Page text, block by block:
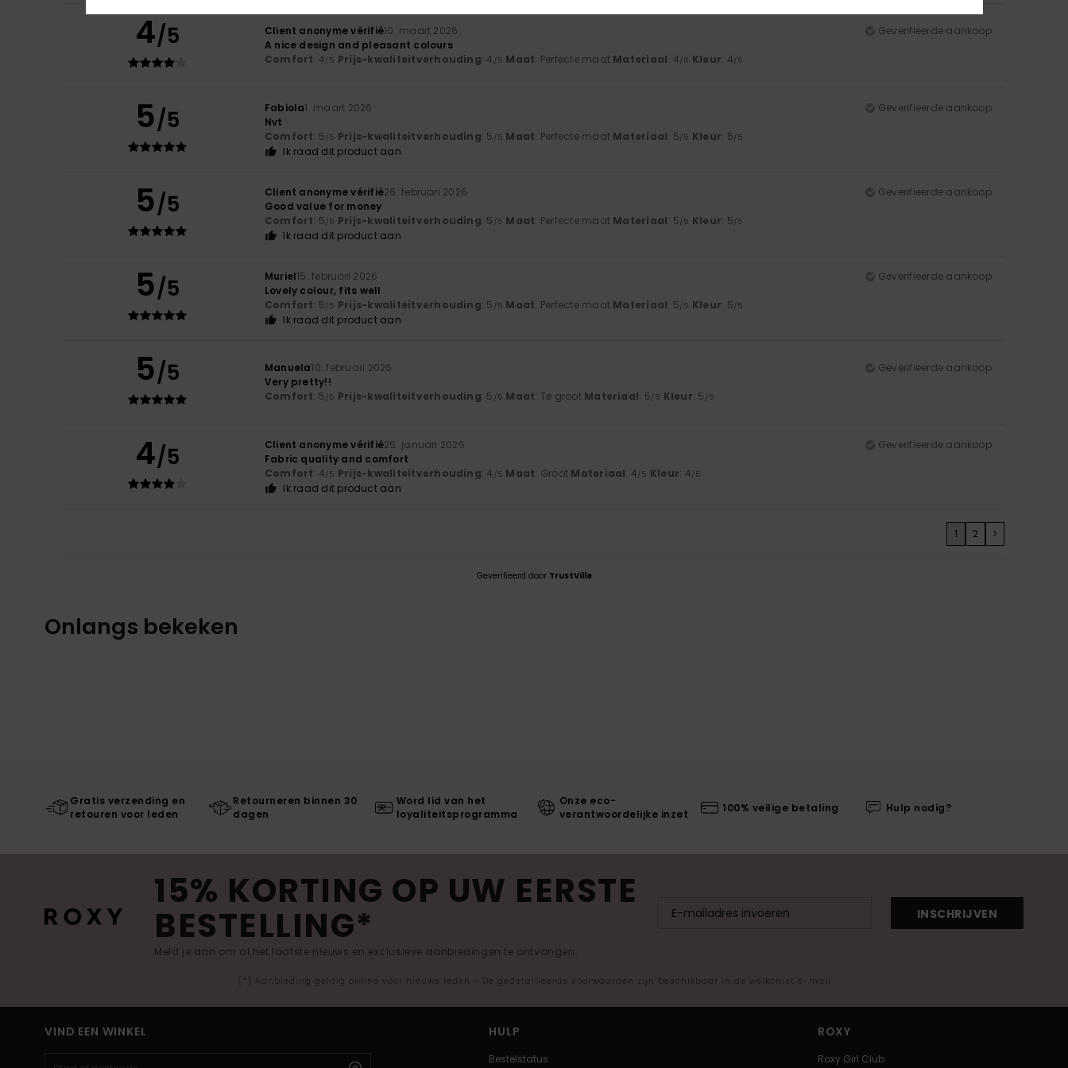
4/5 Client anonyme vérifié10. maart 2026
Geverifieerde aankoop
A nice design and pleasant colours
Comfort: 4/5 Prijs-kwaliteitverhouding: 4 /5 Maat: Perfecte maat Materiaal: 4/5 Kleur: 4/5
5/5 Fabiola1. maart 2026
Geverifieerde aankoop
Nvt
Comfort: 5/5 Prijs-kwaliteitverhouding: 5 /5 Maat: Perfecte maat Materiaal: 5/5 Kleur: 5/5
Ik raad dit product aan
5/5 Client anonyme vérifié26. februari 2026
Geverifieerde aankoop
Good value for money
Comfort: 5/5 Prijs-kwaliteitverhouding: 5 /5 Maat: Perfecte maat Materiaal: 5/5 Kleur: 5/5
Ik raad dit product aan
5/5 Muriel15. februari 2026
Geverifieerde aankoop
Lovely colour, fits well
Comfort: 5/5 Prijs-kwaliteitverhouding: 5 /5 Maat: Perfecte maat Materiaal: 5/5 Kleur: 5/5
Ik raad dit product aan
5/5 Manuela10. februari 2026
Geverifieerde aankoop
Very pretty!!
Comfort: 5/5 Prijs-kwaliteitverhouding: 5 /5 Maat: Te groot Materiaal: 5/5 Kleur: 5 /5
4/5 Client anonyme vérifié25. januari 2026
Geverifieerde aankoop
Fabric quality and comfort
Comfort: 4/5 Prijs-kwaliteitverhouding: 4 /5 Maat: Groot Materiaal: 4/5 Kleur: 4/5
Ik raad dit product aan
1 2 >
Geverifieerd door TrustVille
Onlangs bekeken
Gratis verzending en
retouren voor leden
Retourneren binnen 30
dagen
Word lid van het
loyaliteitsprogramma
Onze eco-
verantwoordelijke inzet
100% veilige betaling Hulp nodig?
15% KORTING OP UW EERSTE
BESTELLING*
Meld je aan om al het laatste nieuws en exclusieve aanbiedingen te ontvangen.
INSCHRIJVEN
(*) Aanbieding geldig online voor nieuwe leden - De gedetailleerde voorwaarden zijn beschikbaar in de welkomst e-mail
VIND EEN WINKEL HULP
Bestelstatus
ROXY
Roxy Girl Club